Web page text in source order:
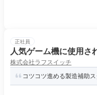
正社員
人気ゲーム機に使用さ
株式会社ラフスイッチ
コツコツ進める製造補助